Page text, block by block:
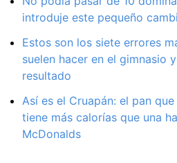
introduje este pequeño
Estos son los siete errores
suelen hacer en el gimnasio
resultado
Así es el Cruapán: el pan
tiene más calorías que una
McDonalds